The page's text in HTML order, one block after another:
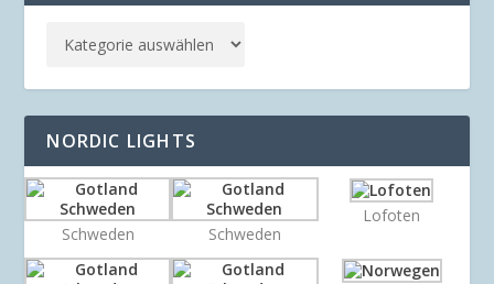
NORDIC LIGHTS
Schweden Schweden
Lofoten